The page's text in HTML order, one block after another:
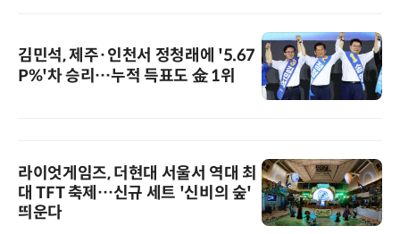
김민석, 제주·인천서 정청래에 '5.67
P%'차 승리…누적 득표도 金 1위
라이엇게임즈, 더현대 서울서 역대 최
대 TFT 축제…신규 세트 '신비의 숲'
띄운다